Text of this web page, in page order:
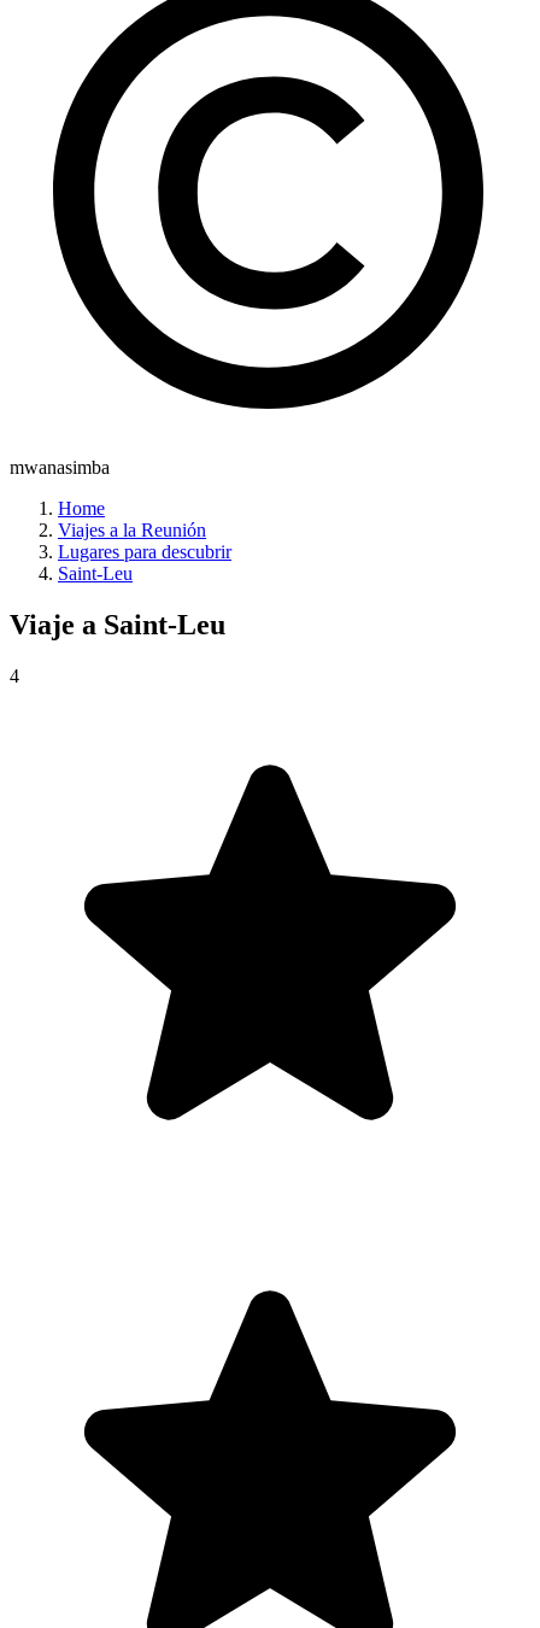
mwanasimba
Home
Viajes a la Reunión
Lugares para descubrir
Saint-Leu
Viaje a Saint-Leu
4